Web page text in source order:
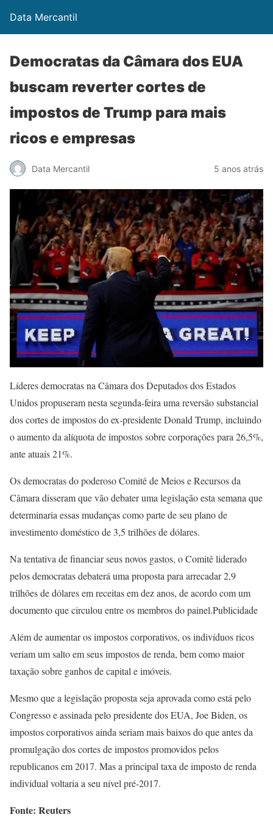
Data Mercantil
Democratas da Câmara dos EUA
buscam reverter cortes de
impostos de Trump para mais
ricos e empresas
Data Mercantil 5 anos atrás
Líderes democratas na Câmara dos Deputados dos Estados
Unidos propuseram nesta segunda-feira uma reversão substancial
dos cortes de impostos do ex-presidente Donald Trump, incluindo
o aumento da alíquota de impostos sobre corporações para 26,5%,
ante atuais 21%.
Os democratas do poderoso Comitê de Meios e Recursos da
Câmara disseram que vão debater uma legislação esta semana que
determinaria essas mudanças como parte de seu plano de
investimento doméstico de 3,5 trilhões de dólares.
Na tentativa de financiar seus novos gastos, o Comitê liderado
pelos democratas debaterá uma proposta para arrecadar 2,9
trilhões de dólares em receitas em dez anos, de acordo com um
documento que circulou entre os membros do painel.Publicidade
Além de aumentar os impostos corporativos, os indivíduos ricos
veriam um salto em seus impostos de renda, bem como maior
taxação sobre ganhos de capital e imóveis.
Mesmo que a legislação proposta seja aprovada como está pelo
Congresso e assinada pelo presidente dos EUA, Joe Biden, os
impostos corporativos ainda seriam mais baixos do que antes da
promulgação dos cortes de impostos promovidos pelos
republicanos em 2017. Mas a principal taxa de imposto de renda
individual voltaria a seu nível pré-2017.
Fonte: Reuters